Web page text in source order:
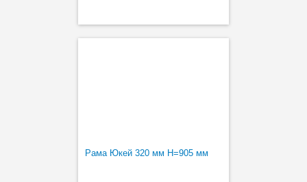
Рама Юкей 320 мм H=905 мм